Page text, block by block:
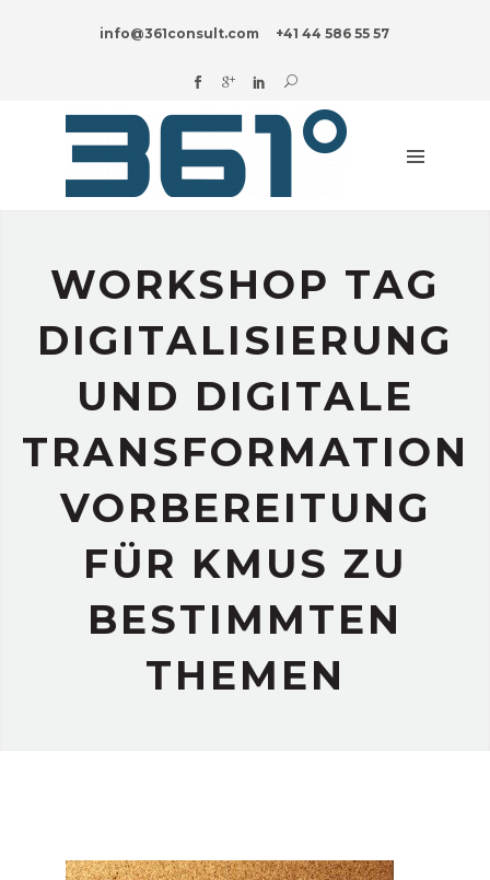
INDUSTRIES
ABOUT
info@361consult.com +41 44 586 55 57
WORKSHOP TAG
DIGITALISIERUNG
UND DIGITALE
TRANSFORMATION
VORBEREITUNG
FÜR KMUS ZU
BESTIMMTEN
THEMEN